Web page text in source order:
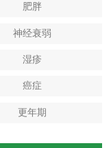
肥胖
神经衰弱
湿疹
癌症
更年期